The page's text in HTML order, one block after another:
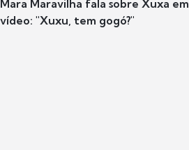
Mara Maravilha fala sobre Xuxa em
vídeo: "Xuxu, tem gogó?"